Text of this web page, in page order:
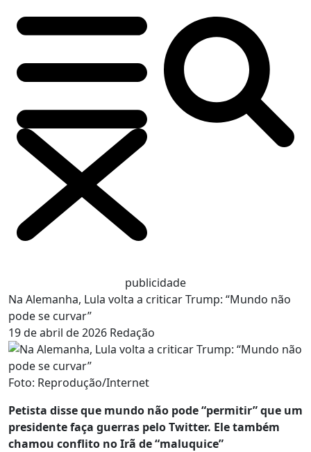
publicidade
Na Alemanha, Lula volta a criticar Trump: “Mundo não
pode se curvar”
19 de abril de 2026 Redação
Foto: Reprodução/Internet
Petista disse que mundo não pode “permitir” que um
presidente faça guerras pelo Twitter. Ele também
chamou conflito no Irã de “maluquice”